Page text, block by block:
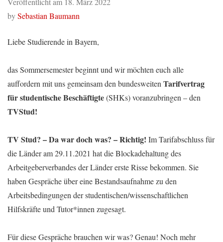
bySebastian Baumann
Liebe Studierende in Bayern,
das Sommersemester beginnt und wir möchten euch alle
auffordern mit uns gemeinsam den bundesweiten Tarifvertrag
für studentische Beschäftigte(SHKs) voranzubringen – den
TVStud!
TV Stud? – Da war doch was? – Richtig! Im Tarifabschluss für
die Länder am 29.11.2021 hat die Blockadehaltung des
Arbeitgeberverbandes der Länder erste Risse bekommen. Sie
haben Gespräche über eine Bestandsaufnahme zu den
Arbeitsbedingungen der studentischen/wissenschaftlichen
Hilfskräfte und Tutor*innen zugesagt.
Für diese Gespräche brauchen wir was? Genau! Noch mehr